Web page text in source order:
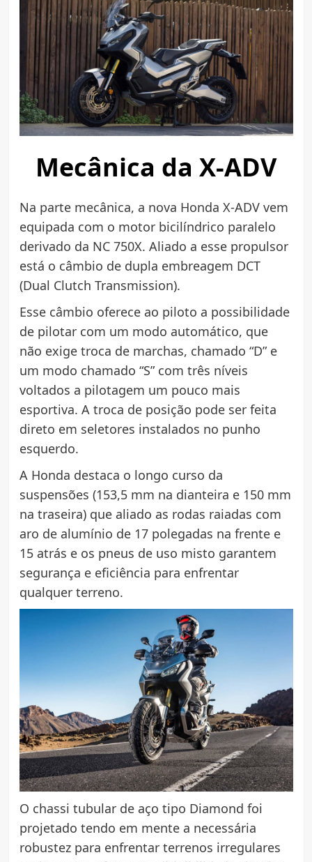
Mecânica da X-ADV
Na parte mecânica, a nova Honda X-ADV vem
equipada com o motor bicilíndrico paralelo
derivado da NC 750X. Aliado a esse propulsor
está o câmbio de dupla embreagem DCT
(Dual Clutch Transmission).
Esse câmbio oferece ao piloto a possibilidade
de pilotar com um modo automático, que
não exige troca de marchas, chamado “D” e
um modo chamado “S” com três níveis
voltados a pilotagem um pouco mais
esportiva. A troca de posição pode ser feita
direto em seletores instalados no punho
esquerdo.
A Honda destaca o longo curso da
suspensões (153,5 mm na dianteira e 150 mm
na traseira) que aliado as rodas raiadas com
aro de alumínio de 17 polegadas na frente e
15 atrás e os pneus de uso misto garantem
segurança e eficiência para enfrentar
qualquer terreno.
O chassi tubular de aço tipo Diamond foi
projetado tendo em mente a necessária
robustez para enfrentar terrenos irregulares